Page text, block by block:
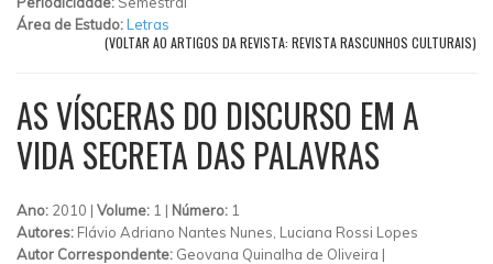
Área de Estudo:Letras
(VOLTAR AO ARTIGOS DA REVISTA: REVISTA RASCUNHOS CULTURAIS)
AS VÍSCERAS DO DISCURSO EM A
VIDA SECRETA DAS PALAVRAS
Ano: 2010 | Volume: 1 | Número: 1
Autores: Flávio Adriano Nantes Nunes, Luciana Rossi Lopes
Autor Correspondente: Geovana Quinalha de Oliveira |